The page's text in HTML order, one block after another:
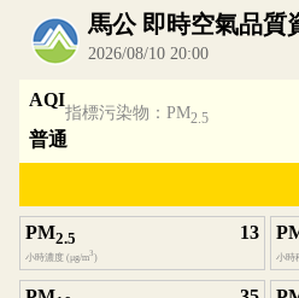
內嵌空氣品質小工具為